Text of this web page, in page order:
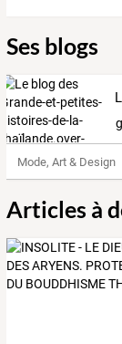
Ses blogs
Mode, Art & Design
Articles à